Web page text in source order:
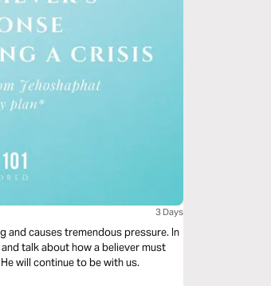
3 Days
and causes tremendous pressure. In
talk about how a believer must
will continue to be with us.